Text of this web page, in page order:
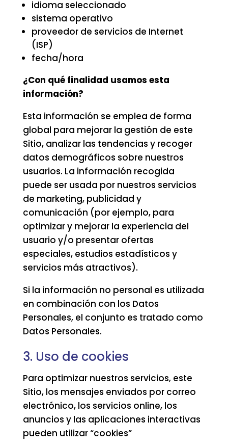
idioma seleccionado
sistema operativo
proveedor de servicios de Internet
(ISP)
fecha/hora
¿Con qué finalidad usamos esta
información?
Esta información se emplea de forma
global para mejorar la gestión de este
Sitio, analizar las tendencias y recoger
datos demográficos sobre nuestros
usuarios. La información recogida
puede ser usada por nuestros servicios
de marketing, publicidad y
comunicación (por ejemplo, para
optimizar y mejorar la experiencia del
usuario y/o presentar ofertas
especiales, estudios estadísticos y
servicios más atractivos).
Si la información no personal es utilizada
en combinación con los Datos
Personales, el conjunto es tratado como
Datos Personales.
3. Uso de cookies
Para optimizar nuestros servicios, este
Sitio, los mensajes enviados por correo
electrónico, los servicios online, los
anuncios y las aplicaciones interactivas
pueden utilizar “cookies”